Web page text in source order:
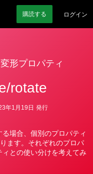
購読する ログイン
形プロパティ
rotate
場合、個別のプロパティ
ます。それぞれのプロパ
との使い分けを考えてみ
年1月19日 発行